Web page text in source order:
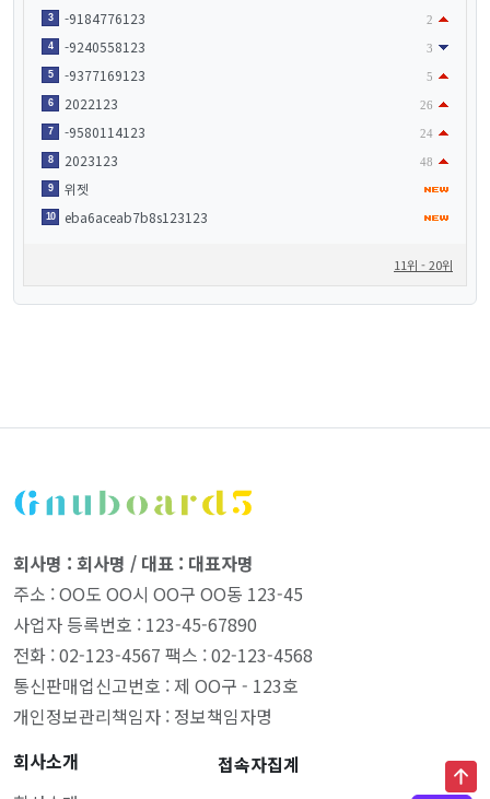
3 -9184776123 2
4 -9240558123 3
5 -9377169123 5
6 2022123 26
7 -9580114123 24
8 2023123 48
9 위젯
10 eba6aceab7b8s123123
11위 - 20위
회사명 : 회사명 / 대표 : 대표자명
주소 : OO도 OO시 OO구 OO동 123-45
사업자 등록번호 : 123-45-67890
전화 : 02-123-4567 팩스 : 02-123-4568
통신판매업신고번호 : 제 OO구 - 123호
개인정보관리책임자 : 정보책임자명
회사소개
접속자집계